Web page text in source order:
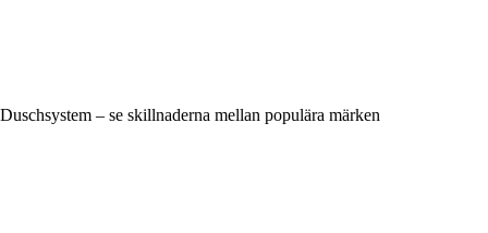
Duschsystem – se skillnaderna mellan populära märken